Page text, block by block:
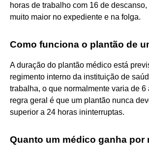
horas de trabalho com 16 de
muito maior no expediente e na folga.
Como funciona o plantão de
A duração do plantão médico está
regimento interno da instituição de
trabalha, o que normalmente varia de 6
regra geral é que um plantão nunca
superior a 24 horas ininterruptas.
Quanto um médico ganha por